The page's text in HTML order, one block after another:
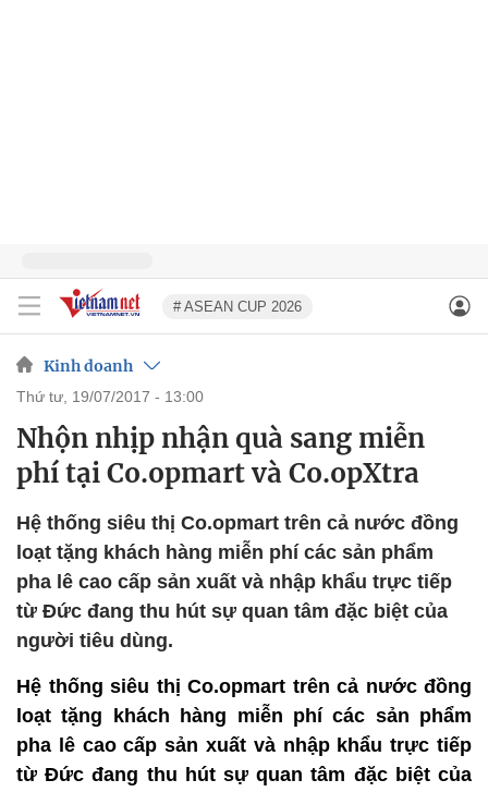
# ASEAN CUP 2026
Kinh doanh
thứ tư, 19/07/2017 - 13:00
Nhộn nhịp nhận quà sang miễn
phí tại Co.opmart và Co.opXtra
Hệ thống siêu thị Co.opmart trên cả nước đồng
loạt tặng khách hàng miễn phí các sản phẩm
pha lê cao cấp sản xuất và nhập khẩu trực tiếp
từ Đức đang thu hút sự quan tâm đặc biệt của
người tiêu dùng.
Hệ thống siêu thị Co.opmart trên cả nước đồng
loạt tặng khách hàng miễn phí các sản phẩm
pha lê cao cấp sản xuất và nhập khẩu trực tiếp
từ Đức đang thu hút sự quan tâm đặc biệt của